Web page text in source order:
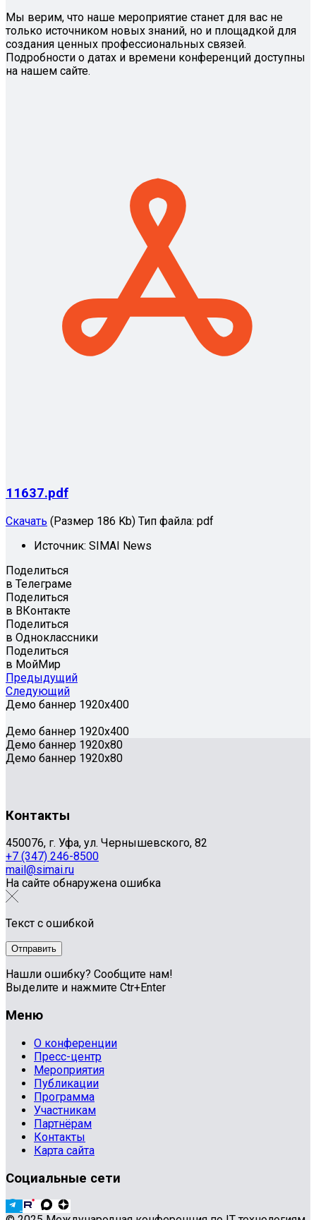
Мы верим, что наше мероприятие станет для вас не
только источником новых знаний, но и площадкой для
создания ценных профессиональных связей.
Подробности о датах и времени конференций доступны
на нашем сайте.
11637.pdf
Скачать (Размер 186 Kb) Тип файла: pdf
Источник: SIMAI News
Поделиться
в Телеграме
Поделиться
в ВКонтакте
Поделиться
в Одноклассники
Поделиться
в МойМир
Предыдущий
Следующий
Демо баннер 1920х400
Демо баннер 1920х400
Демо баннер 1920x80
Демо баннер 1920x80
Контакты
450076, г. Уфа, ул. Чернышевского, 82
+7 (347) 246-8500
mail@simai.ru
На сайте обнаружена ошибка
Текст с ошибкой
Нашли ошибку? Сообщите нам!
Выделите и нажмите Ctr+Enter
Меню
О конференции
Пресс-центр
Мероприятия
Публикации
Программа
Участникам
Партнёрам
Контакты
Карта сайта
Социальные сети